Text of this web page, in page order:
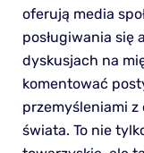
oferują media
posługiwania się
dyskusjach na
komentować
przemyśleniami z
świata. To nie